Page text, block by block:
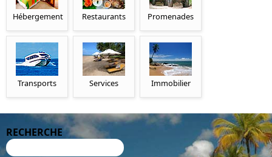
Hébergement Restaurants Promenades
Transports Services Immobilier
RECHERCHE